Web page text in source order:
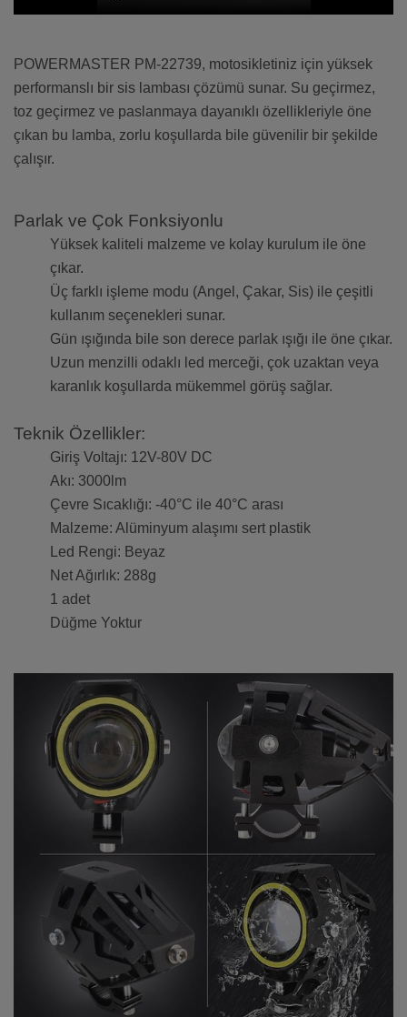
POWERMASTER PM-22739, motosikletiniz için yüksek
performanslı bir sis lambası çözümü sunar. Su geçirmez,
toz geçirmez ve paslanmaya dayanıklı özellikleriyle öne
çıkan bu lamba, zorlu koşullarda bile güvenilir bir şekilde
çalışır.
Parlak ve Çok Fonksiyonlu
Yüksek kaliteli malzeme ve kolay kurulum ile öne
çıkar.
Üç farklı işleme modu (Angel, Çakar, Sis) ile çeşitli
kullanım seçenekleri sunar.
Gün ışığında bile son derece parlak ışığı ile öne çıkar.
Uzun menzilli odaklı led merceği, çok uzaktan veya
karanlık koşullarda mükemmel görüş sağlar.
Teknik Özellikler:
Giriş Voltajı: 12V-80V DC
Akı: 3000lm
Çevre Sıcaklığı: -40°C ile 40°C arası
Malzeme: Alüminyum alaşımı sert plastik
Led Rengi: Beyaz
Net Ağırlık: 288g
1 adet
Düğme Yoktur